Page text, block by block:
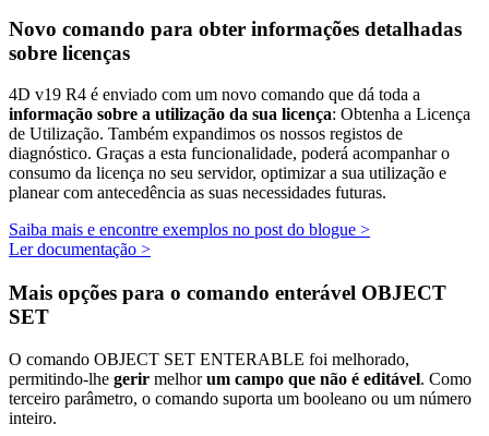
Novo comando para obter informações detalhadas
sobre licenças
4D v19 R4 é enviado com um novo comando que dá toda a
informação sobre a utilização da sua licença: Obtenha a Licença
de Utilização. Também expandimos os nossos registos de
diagnóstico. Graças a esta funcionalidade, poderá acompanhar o
consumo da licença no seu servidor, optimizar a sua utilização e
planear com antecedência as suas necessidades futuras.
Saiba mais e encontre exemplos no post do blogue >
Ler documentação >
Mais opções para o comando enterável OBJECT
SET
O comando OBJECT SET ENTERABLE foi melhorado,
permitindo-lhe gerir melhorum campo que não é editável. Como
terceiro parâmetro, o comando suporta um booleano ou um número
inteiro.